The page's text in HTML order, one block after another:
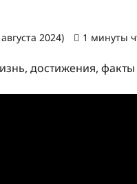
2024) 1 минуты